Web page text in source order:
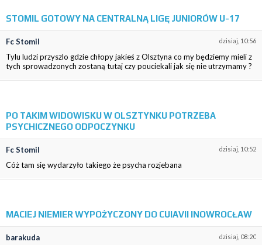
STOMIL GOTOWY NA CENTRALNĄ LIGĘ JUNIORÓW U-17
dzisiaj, 10:56
Fc Stomil
Tylu ludzi przyszlo gdzie chłopy jakieś z Olsztyna co my będziemy mieli z
tych sprowadzonych zostaną tutaj czy pouciekali jak się nie utrzymamy ?
PO TAKIM WIDOWISKU W OLSZTYNKU POTRZEBA
PSYCHICZNEGO ODPOCZYNKU
dzisiaj, 10:52
Fc Stomil
Cóż tam się wydarzyło takiego że psycha rozjebana
MACIEJ NIEMIER WYPOŻYCZONY DO CUIAVII INOWROCŁAW
dzisiaj, 08:20
barakuda